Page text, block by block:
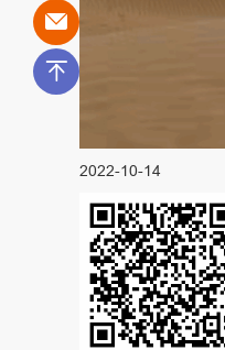
2022-10-14